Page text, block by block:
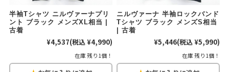
チャンピオン
パタゴニア
カーハート ディッキーズ
アディダス
半袖Tシャツ ニルヴァーナプリ
ント ブラック メンズXL相当 |
古着
¥4,537(税込 ¥4,990)
在庫 残り1個！
ニルヴァーナ 半袖ロックバンド
Tシャツ ブラック メンズS相当
| 古着
¥5,446(税込 ¥5,990)
在庫 残り1個！